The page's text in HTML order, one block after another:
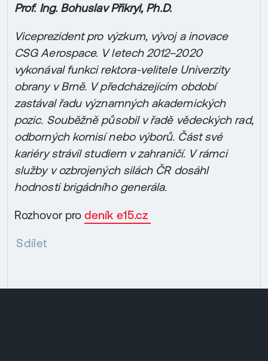
Prof. Ing. Bohuslav Přikryl, Ph.D.
Viceprezident pro výzkum, vývoj a inovace
CSG Aerospace. V letech 2012–2020
vykonával funkci rektora-velitele Univerzity
obrany v Brně. V předcházejícím období
zastával řadu významných akademických
pozic. Souběžně působil v řadě vědeckých rad,
odborných komisí nebo výborů. Část své
kariéry strávil studiem v zahraničí. V rámci
služby v ozbrojených silách ČR dosáhl
hodnosti brigádního generála.
Rozhovor prodeník e15.cz
Sdílet